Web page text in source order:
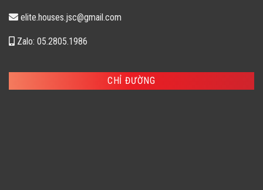
elite.houses.jsc@gmail.com
Zalo: 05.2805.1986
CHỈ ĐƯỜNG